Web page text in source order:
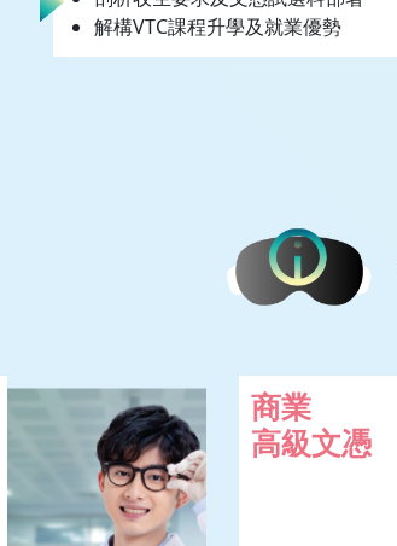
解構VTC課程升學及就業優勢
商業
高級文憑